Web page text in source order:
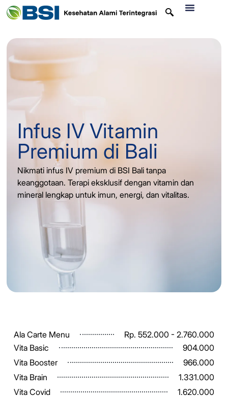
Infus IV Vitamin
Premium di Bali
Nikmati infus IV premium di BSI Bali tanpa
keanggotaan. Terapi eksklusif dengan vitamin dan
mineral lengkap untuk imun, energi, dan vitalitas.
Ala Carte Menu
Rp. 552.000 - 2.760.000
Vita Basic
904.000
Vita Booster
966.000
Vita Brain
1.331.000
Vita Covid
1.620.000